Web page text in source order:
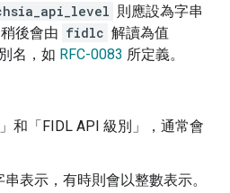
則應設為字串
後會由 fidlc 解讀為值
名，如 RFC-0083 所定義。
和「FIDL API 級別」，通常會
表示，有時則會以整數表示。